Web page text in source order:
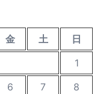
金 土
日
1
6 7
8